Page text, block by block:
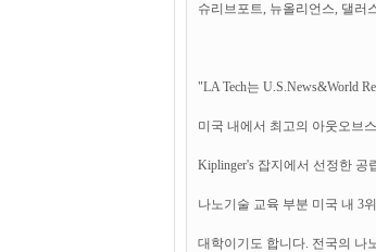
슈리브포트, 뉴올리언스, 댈러
"LA Tech는 U.S.News&World
미국 내에서 최고의 아웃오브
Kiplinger's 잡지에서 선정한 공
나노기술 교육 부분 미국 내 3
대학이기도 합니다. 전국의 나